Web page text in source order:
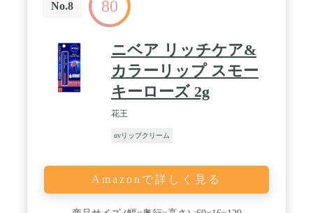
No.8 80
ニベア リッチケア&
カラーリップ スモー
キーローズ 2g
花王
uvリップクリーム
Amazonで詳しく見る